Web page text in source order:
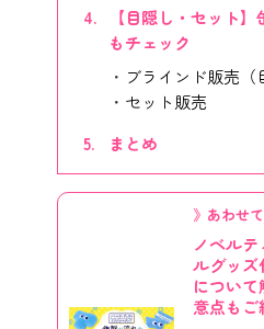
【目隠し・セット
もチェック
ブラインド販売（
セット販売
まとめ
》あわせ
ノベル
ルグッズ
につい
意点もご